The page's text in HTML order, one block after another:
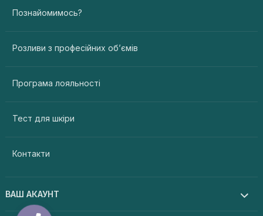
Познайомимось?
Розливи з професійних об’ємів
Програма лояльності
Тест для шкіри
Контакти
ВАШ АКАУНТ